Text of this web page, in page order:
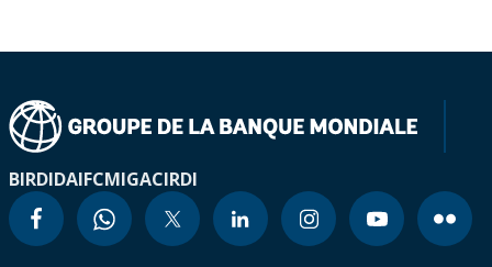
BIRDIDAIFCMIGACIRDI